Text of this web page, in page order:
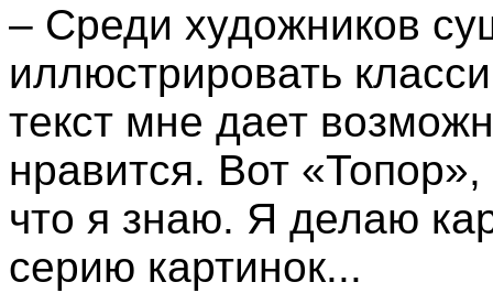
– Среди художников
иллюстрировать
текст мне дает
нравится. Вот
что я знаю. Я делаю
серию картинок...